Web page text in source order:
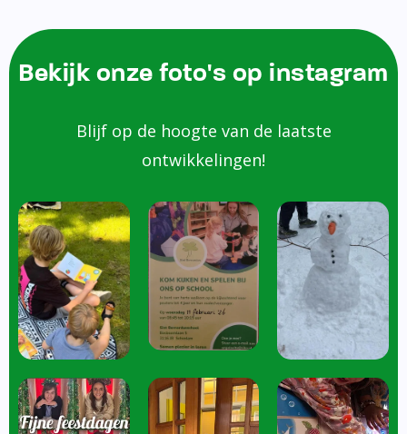
Bekijk onze foto's op instagram
Blijf op de hoogte van de laatste
ontwikkelingen!